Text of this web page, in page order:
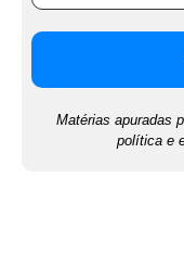
Matérias apuradas
política e